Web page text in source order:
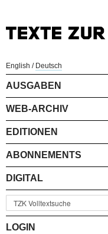
English / Deutsch
AUSGABEN
WEB-ARCHIV
EDITIONEN
ABONNEMENTS
DIGITAL
LOGIN